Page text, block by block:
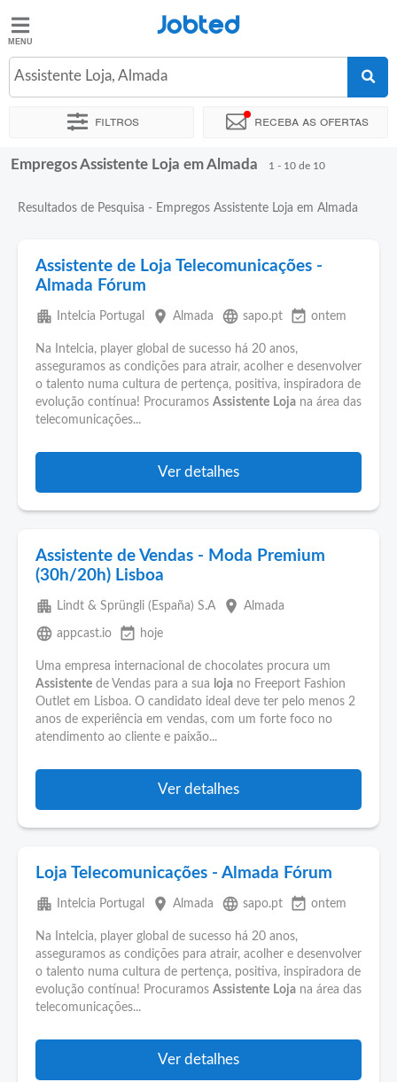
Jobted
Empregos
Salários
Jobted
Assistente Loja, Almada
Filtros Receba as ofertas
Ordenar por Localidade exata Empresa Agência de
Empregos Assistente Loja em Almada 1 - 10 de 10
Resultados de Pesquisa - Empregos Assistente Loja em Almada
Assistente de Loja Telecomunicações -
Almada Fórum
apartment Intelcia Portugal place Almada language sapo.pt event_available ontem
Na Intelcia, player global de sucesso há 20 anos,
asseguramos as condições para atrair, acolher e desenvolver
o talento numa cultura de pertença, positiva, inspiradora de
evolução contínua! Procuramos Assistente Loja na área das
telecomunicações...
Ver detalhes
Assistente de Vendas - Moda Premium
(30h/20h) Lisboa
apartment Lindt & Sprüngli (España) S.A place Almada
language appcast.io event_available hoje
Uma empresa internacional de chocolates procura um
Assistente de Vendas para a sua loja no Freeport Fashion
Outlet em Lisboa. O candidato ideal deve ter pelo menos 2
anos de experiência em vendas, com um forte foco no
atendimento ao cliente e paixão...
Ver detalhes
Loja Telecomunicações - Almada Fórum
apartment Intelcia Portugal place Almada language sapo.pt event_available ontem
Na Intelcia, player global de sucesso há 20 anos,
asseguramos as condições para atrair, acolher e desenvolver
o talento numa cultura de pertença, positiva, inspiradora de
evolução contínua! Procuramos Assistente Loja na área das
telecomunicações...
Ver detalhes